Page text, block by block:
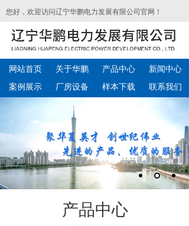
您好，欢迎访问辽宁华鹏电力发展有限公司官网！
网站首页 关于华鹏 产品中心
新闻中心
案例展示
厂房设备 样本下载 联系我们
产品中心